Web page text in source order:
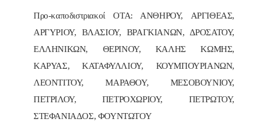
Προ-καποδιστριακοί ΟΤΑ: ΑΝΘΗΡΟΥ, ΑΡΓΙΘΕΑΣ,
ΑΡΓΥΡΙΟΥ, ΒΛΑΣΙΟΥ, ΒΡΑΓΚΙΑΝΩΝ, ΔΡΟΣΑΤΟΥ,
ΕΛΛΗΝΙΚΩΝ, ΘΕΡΙΝΟΥ, ΚΑΛΗΣ ΚΩΜΗΣ,
ΚΑΡΥΑΣ, ΚΑΤΑΦΥΛΛΙΟΥ, ΚΟΥΜΠΟΥΡΙΑΝΩΝ,
ΛΕΟΝΤΙΤΟΥ, ΜΑΡΑΘΟΥ, ΜΕΣΟΒΟΥΝΙΟΥ,
ΠΕΤΡΙΛΟΥ, ΠΕΤΡΟΧΩΡΙΟΥ, ΠΕΤΡΩΤΟΥ,
ΣΤΕΦΑΝΙΑΔΟΣ, ΦΟΥΝΤΩΤΟΥ